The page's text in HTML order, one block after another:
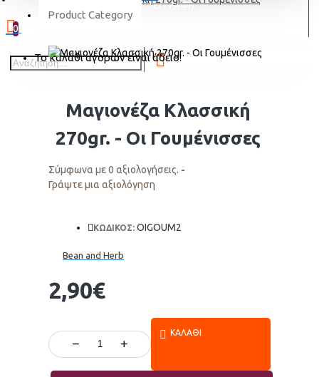
ΕΓΓΡΑΦΗ
Product Category
0
Το καλάθι αγορών είναι άδειο!
Μαγιονέζα Κλασσική
270gr. - Οι Γουμένισσες
Σύμφωνα με 0 αξιολογήσεις. -
Γράψτε μια αξιολόγηση
2,90€
ΚΩΔΙΚΟΣ: OIGOUM2
Bean and Herb
− +
ΚΑΛΆΘΙ